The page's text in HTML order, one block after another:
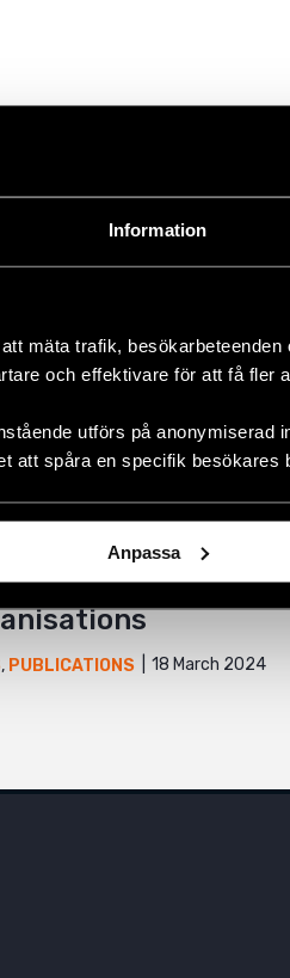
Information
mäta trafik,
och effektivare för att få fler
utförs på anonymiserad
att spåra en specifik besökares
Anpassa
of law continues to
in Europe –
by 37 European
, PUBLICATIONS 18 March 2024